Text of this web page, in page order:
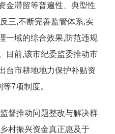
金滞留等普遍性、典型性
三,不断完善监管体系,实
一域的综合效果,防范违规
目前,该市纪委监委推动市
台市耕地地力保护补贴资
7项制度。
督推动问题整改与解决群
村振兴资金真正惠及于